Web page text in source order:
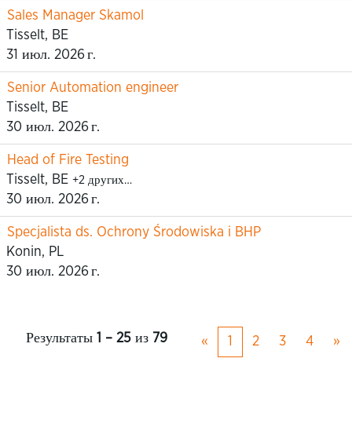
Sales Manager Skamol
Tisselt, BE
31 июл. 2026 г.
Senior Automation engineer
Tisselt, BE
30 июл. 2026 г.
Head of Fire Testing
Tisselt, BE +2 других…
30 июл. 2026 г.
Specjalista ds. Ochrony Środowiska i BHP
Konin, PL
30 июл. 2026 г.
Результаты 1 – 25 из 79 « 1 2 3 4 »